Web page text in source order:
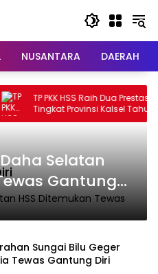
NUSANTARA DAERAH
HSS Raih Dua Prestasi di Lomba
Provinsi Kalsel Tahun 2026
Selatan
Gantung
Sungai Bilu Geger
Tewas Gantung Diri